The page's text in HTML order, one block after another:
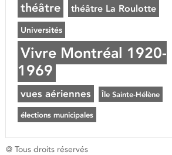
théâtre théâtre La Roulotte
Universités
Vivre Montréal 1920-
1969
vues aériennes Île Sainte-Hélène
élections municipales
@ Tous droits réservés